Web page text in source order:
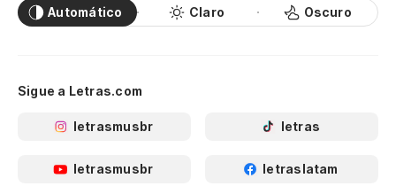
Automático Claro Oscuro
Sigue a Letras.com
letrasmusbr letras
letrasmusbr letraslatam